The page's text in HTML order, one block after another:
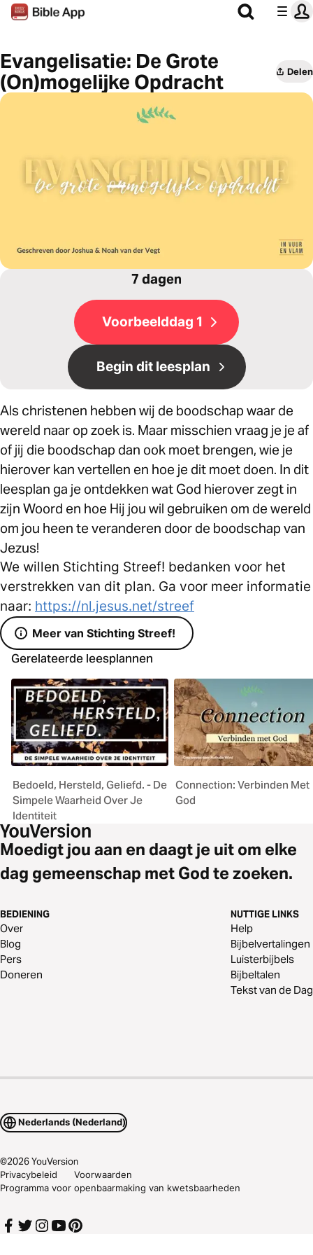
Evangelisatie: De Grote
(On)mogelijke Opdracht
Delen
7 dagen
Voorbeelddag 1
Begin dit leesplan
Als christenen hebben wij de boodschap waar de
wereld naar op zoek is. Maar misschien vraag je je af
of jij die boodschap dan ook moet brengen, wie je
hierover kan vertellen en hoe je dit moet doen. In dit
leesplan ga je ontdekken wat God hierover zegt in
zijn Woord en hoe Hij jou wil gebruiken om de wereld
om jou heen te veranderen door de boodschap van
Jezus!
We willen Stichting Streef! bedanken voor het
verstrekken van dit plan. Ga voor meer informatie
naar: https://nl.jesus.net/streef
Meer van Stichting Streef!
Gerelateerde leesplannen
Bedoeld, Hersteld, Geliefd. - De
Simpele Waarheid Over Je
Identiteit
Connection: Verbinden Met
God
Moedigt jou aan en daagt je uit om elke
dag gemeenschap met God te zoeken.
BEDIENING
Over
Blog
Pers
Doneren
NUTTIGE LINKS
Help
Bijbelvertalingen
Luisterbijbels
Bijbeltalen
Tekst van de Dag
Nederlands (Nederland)
©2026YouVersion
Privacybeleid
Voorwaarden
Programma voor openbaarmaking van kwetsbaarheden